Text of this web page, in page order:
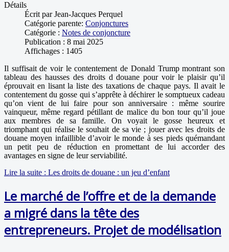
Détails
Écrit parJean-Jacques Perquel
Catégorie parente: Conjonctures
Catégorie : Notes de conjoncture
Publication : 8 mai 2025
Affichages : 1405
Il suffisait de voir le contentement de Donald Trump montrant son
tableau des hausses des droits d douane pour voir le plaisir qu’il
éprouvait en lisant la liste des taxations de chaque pays. Il avait le
contentement du gosse qui s’apprête à déchirer le somptueux cadeau
qu’on vient de lui faire pour son anniversaire : même sourire
vainqueur, même regard pétillant de malice du bon tour qu’il joue
aux membres de sa famille. On voyait le gosse heureux et
triomphant qui réalise le souhait de sa vie ; jouer avec les droits de
douane moyen infaillible d’avoir le monde à ses pieds quémandant
un petit peu de réduction en promettant de lui accorder des
avantages en signe de leur serviabilité.
Lire la suite : Les droits de douane : un jeu d’enfant
Le marché de l’offre et de la demande
a migré dans la tête des
entrepreneurs. Projet de modélisation